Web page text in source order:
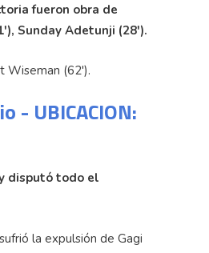
fueron obra de
Sunday Adetunji (28').
Wiseman (62').
- UBICACION:
disputó todo el
la expulsión de Gagi